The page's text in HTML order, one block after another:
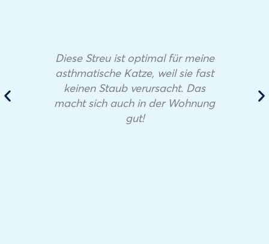
Diese Streu ist optimal für meine
asthmatische Katze, weil sie fast
keinen Staub verursacht. Das
macht sich auch in der Wohnung
gut!